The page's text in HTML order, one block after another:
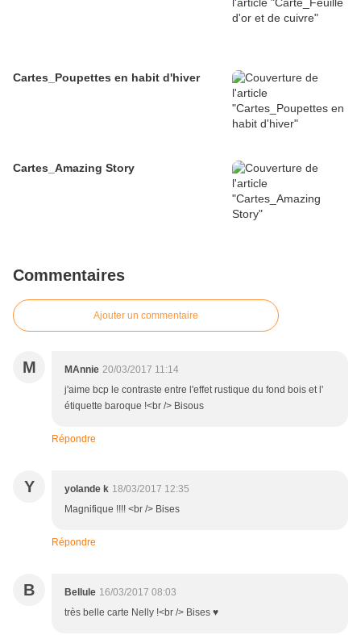
Cartes_Poupettes en habit d'hiver
Cartes_Amazing Story
Commentaires
Ajouter un commentaire
M MAnnie 20/03/2017 11:14
j'aime bcp le contraste entre l'effet rustique du fond bois et l'
étiquette baroque !<br /> Bisous
Répondre
Y yolande k 18/03/2017 12:35
Magnifique !!!! <br /> Bises
Répondre
B Bellule 16/03/2017 08:03
très belle carte Nelly !<br /> Bises ♥